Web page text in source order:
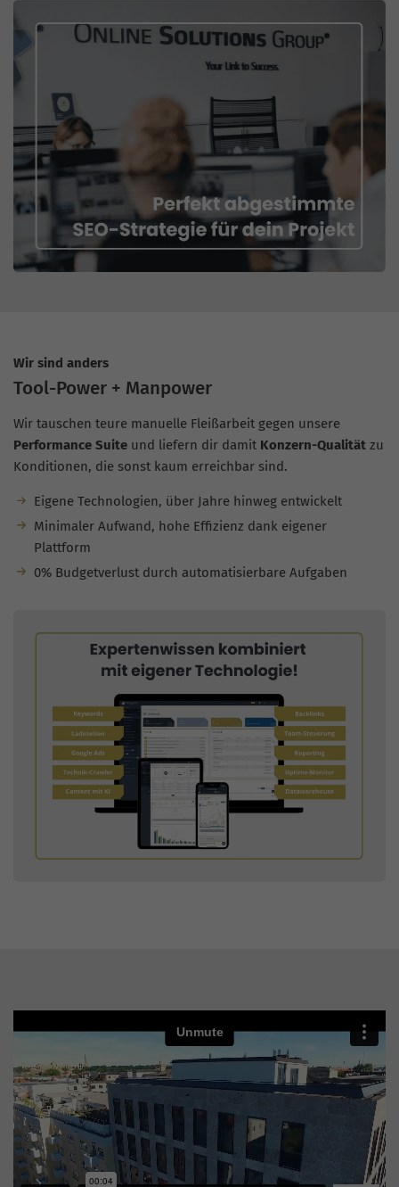
Wir sind anders
Tool-Power + Manpower
Wir tauschen teure manuelle Fleißarbeit gegen unsere
Performance Suite und liefern dir damit Konzern-Qualität zu
Konditionen, die sonst kaum erreichbar sind.
Eigene Technologien, über Jahre hinweg entwickelt
Minimaler Aufwand, hohe Effizienz dank eigener
Plattform
0% Budgetverlust durch automatisierbare Aufgaben